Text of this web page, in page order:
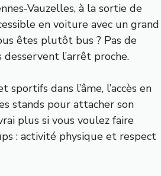
Vauzelles, à la sortie de
en voiture avec un grand
êtes plutôt bus ? Pas de
l’arrêt proche.
dans l’âme, l’accès en
stands pour attacher son
plus si vous voulez faire
: activité physique et respect